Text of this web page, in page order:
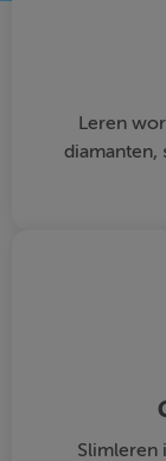
Leren
diamanten,
Slimleren